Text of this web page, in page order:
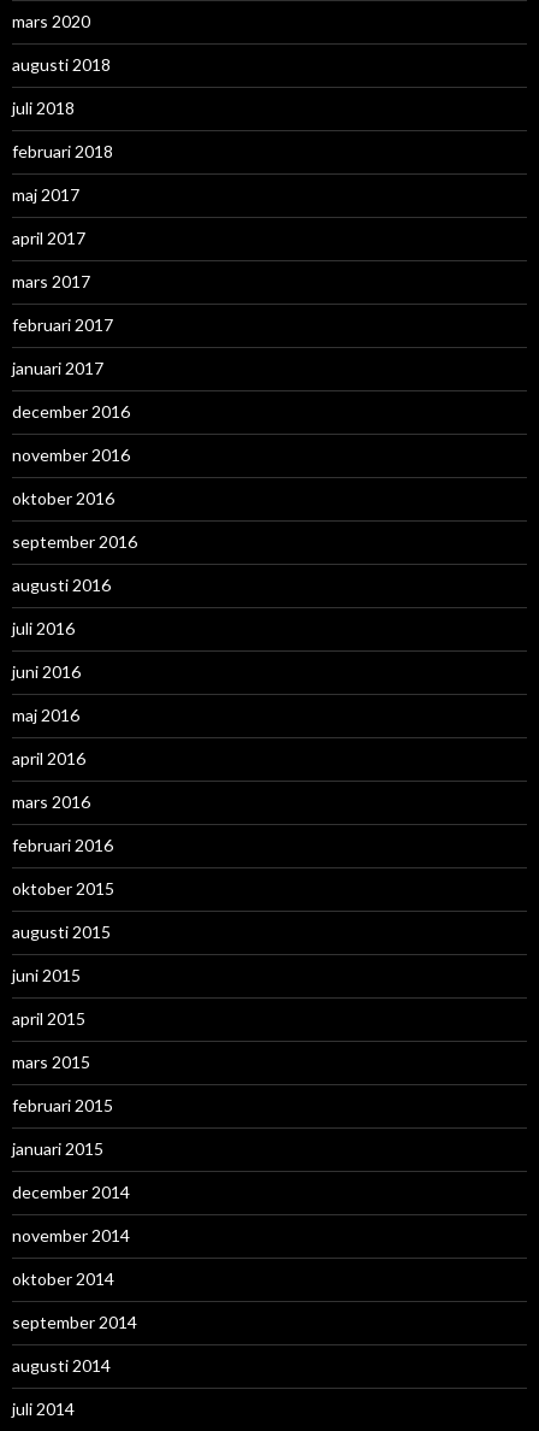
mars 2020
augusti 2018
juli 2018
februari 2018
maj 2017
april 2017
mars 2017
februari 2017
januari 2017
december 2016
november 2016
oktober 2016
september 2016
augusti 2016
juli 2016
juni 2016
maj 2016
april 2016
mars 2016
februari 2016
oktober 2015
augusti 2015
juni 2015
april 2015
mars 2015
februari 2015
januari 2015
december 2014
november 2014
oktober 2014
september 2014
augusti 2014
juli 2014